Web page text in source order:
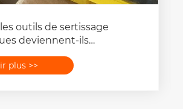
outils de sertissage
deviennent-ils
plus >>